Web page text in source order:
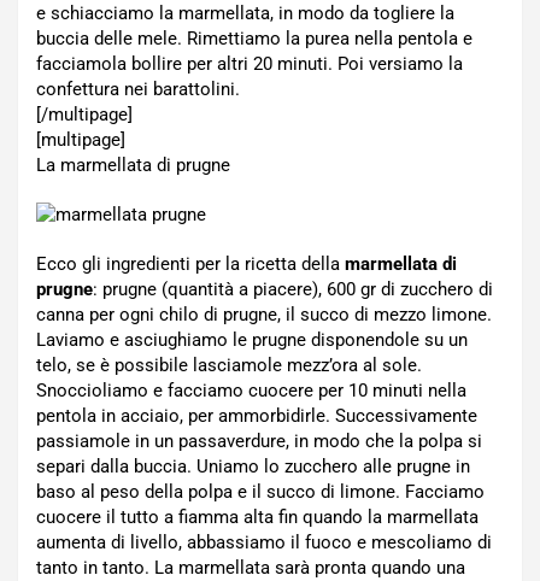
e schiacciamo la marmellata, in modo da togliere la
buccia delle mele. Rimettiamo la purea nella pentola e
facciamola bollire per altri 20 minuti. Poi versiamo la
confettura nei barattolini.
[/multipage]
[multipage]
La marmellata di prugne
Ecco gli ingredienti per la ricetta della marmellata di
prugne: prugne (quantità a piacere), 600 gr di zucchero di
canna per ogni chilo di prugne, il succo di mezzo limone.
Laviamo e asciughiamo le prugne disponendole su un
telo, se è possibile lasciamole mezz’ora al sole.
Snoccioliamo e facciamo cuocere per 10 minuti nella
pentola in acciaio, per ammorbidirle. Successivamente
passiamole in un passaverdure, in modo che la polpa si
separi dalla buccia. Uniamo lo zucchero alle prugne in
baso al peso della polpa e il succo di limone. Facciamo
cuocere il tutto a fiamma alta fin quando la marmellata
aumenta di livello, abbassiamo il fuoco e mescoliamo di
tanto in tanto. La marmellata sarà pronta quando una